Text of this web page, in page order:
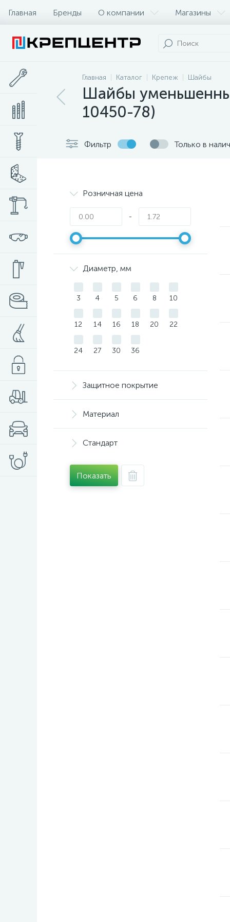
Главная Бренды О компании Магазины
Главная Каталог Крепеж Шайбы
Шайбы
10450-78)
Фильтр Только в
Розничная цена
-
Диаметр, мм
3 4 5 6 8 10
12 14 16 18 20 22
24 27 30 36
Защитное покрытие
Материал
Стандарт
Показать